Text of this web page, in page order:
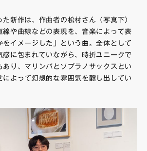
新作は、作曲者の松村さん（写真下）
線や曲線などの表現を、音楽によって表
をイメージした」という曲。全体として
感に包まれていながら、時折ユニークで
あり、マリンバとソプラノサックスとい
によって幻想的な雰囲気を醸し出してい